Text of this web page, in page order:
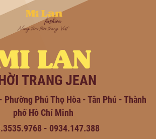
LAN
TRANG JEAN
Phường Phú Thọ Hòa - Tân Phú - Thành
phố Hồ Chí Minh
- 0934.147.388